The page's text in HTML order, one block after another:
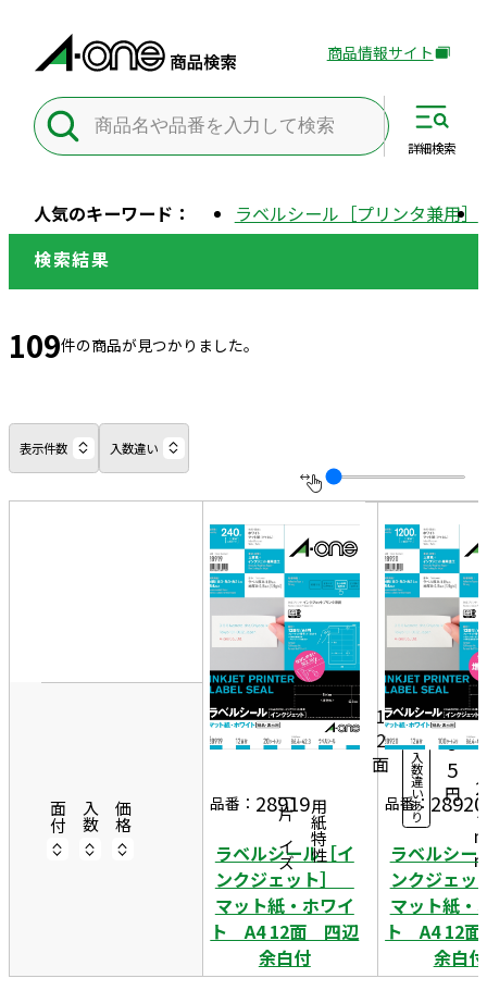
外
サ
別
す
商品情報サイト
人気のキーワード： ラベルシール［プリンタ兼用］
詳細検索
検索結果
109件の商品が見つかりました。
表示件数 入数違い
示
面付 入数 価格 一片サイズ用紙特性
品番： 28919
ラベルシール［イ
ンクジェット］
マット紙・ホワイ
ト A4 12面 四辺
余白付
1
2
面
シ
ー
ト
入
数
違
い
あ
り
1,
5
9
5
円
8
4
3
品番： 28920
ラベルシー
ンクジェ
マット紙・
ト A4 12
余白付